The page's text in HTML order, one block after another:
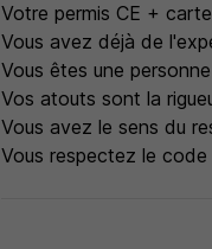
Votre permis CE +
Vous avez déjà de
Vous êtes une
Vos atouts sont la
Vous avez le sens du
Vous respectez le